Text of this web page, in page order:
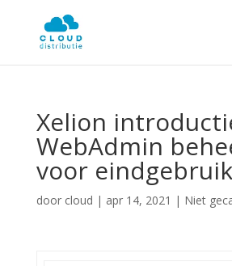
Xelion
WebAdmin
voor
door cloud | apr 14, 2021 | Niet